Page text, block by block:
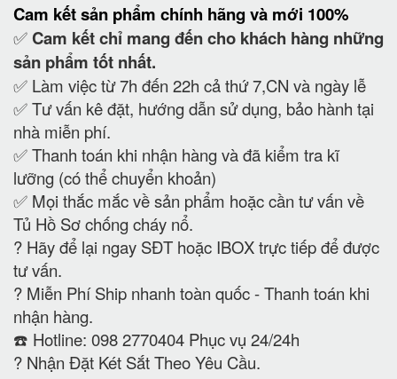
Cam kếtsản phẩm chính hãng và mới 100%
✅ Cam kếtchỉ mang đến cho khách hàng những
sản phẩm tốt nhất.
✅ Làm việc từ 7h đến 22h cả thứ 7,CN và ngày lễ
✅ Tư vấn kê đặt, hướng dẫn sử dụng, bảo hành tại
nhà miễn phí.
✅ Thanh toán khi nhận hàng và đã kiểm tra kĩ
lưỡng (có thể chuyển khoản)
✅ Mọi thắc mắc về sản phẩm hoặc cần tư vấn về
Tủ Hồ Sơ chống cháy nổ.
? Hãy để lại ngay SĐT hoặc IBOX trực tiếp để được
tư vấn.
? Miễn Phí Ship nhanh toàn quốc - Thanh toán khi
nhận hàng.
☎️ Hotline: 098 2770404 Phục vụ 24/24h
? Nhận Đặt Két Sắt Theo Yêu Cầu.